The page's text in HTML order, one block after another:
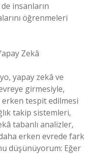
insanların
öğrenmeleri
Zekâ
yapay zekâ ve
girmesiyle,
tespit edilmesi
takip sistemleri,
tabanlı analizler,
erken evrede fark
düşünüyorum: Eğer